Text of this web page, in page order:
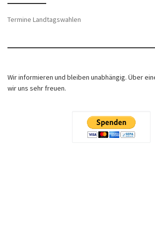
Termine Landtagswahlen
Wir informieren und bleiben unabhängig. Über
wir uns sehr freuen.